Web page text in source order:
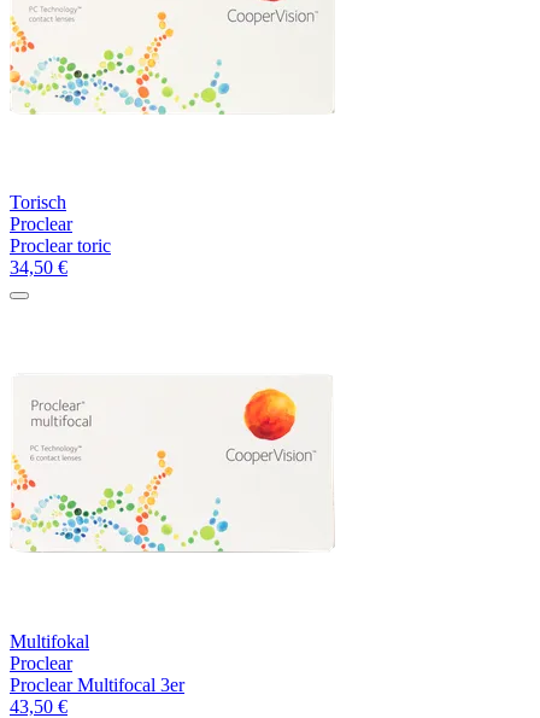
Torisch
Proclear
Proclear toric
34,50 €
Multifokal
Proclear
Proclear Multifocal 3er
43,50 €